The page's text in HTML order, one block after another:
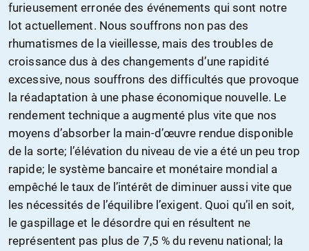
furieusement erronée des événements qui sont notre
lot actuellement. Nous souffrons non pas des
rhumatismes de la vieillesse, mais des troubles de
croissance dus à des changements d’une rapidité
excessive, nous souffrons des difficultés que provoque
la réadaptation à une phase économique nouvelle. Le
rendement technique a augmenté plus vite que nos
moyens d’absorber la main-d’œuvre rendue disponible
de la sorte; l’élévation du niveau de vie a été un peu trop
rapide; le système bancaire et monétaire mondial a
empêché le taux de l’intérêt de diminuer aussi vite que
les nécessités de l’équilibre l’exigent. Quoi qu’il en soit,
le gaspillage et le désordre qui en résultent ne
représentent pas plus de 7,5 % du revenu national; la